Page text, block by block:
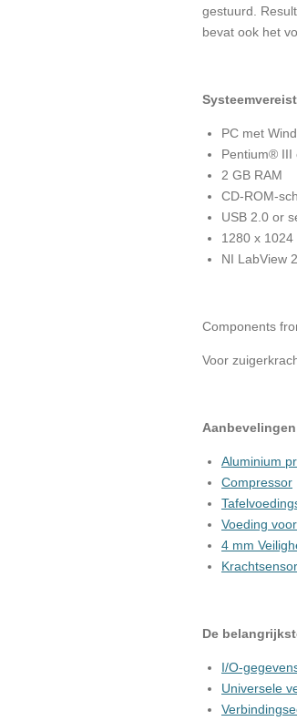
gestuurd.
bevat ook het
PC met
Pentium® III
2 GB RAM
CD-ROM-
USB 2.0 or
1280 x 1024
NI LabView
Components
Voor
Aluminium
Compressor
Voeding
4 mm
De
I/O-
Universele